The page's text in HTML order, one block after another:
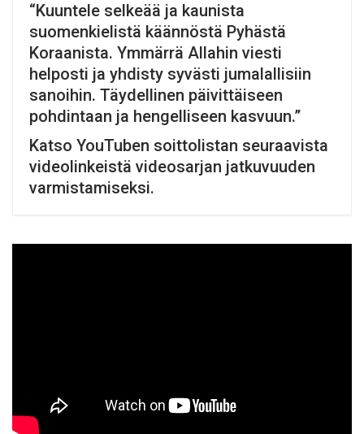
“Kuuntele selkeää ja kaunista
suomenkielistä käännöstä Pyhästä
Koraanista. Ymmärrä Allahin viesti
helposti ja yhdisty syvästi jumalallisiin
sanoihin. Täydellinen päivittäiseen
pohdintaan ja hengelliseen kasvuun.”
Katso YouTuben soittolistan seuraavista
videolinkeistä videosarjan jatkuvuuden
varmistamiseksi.